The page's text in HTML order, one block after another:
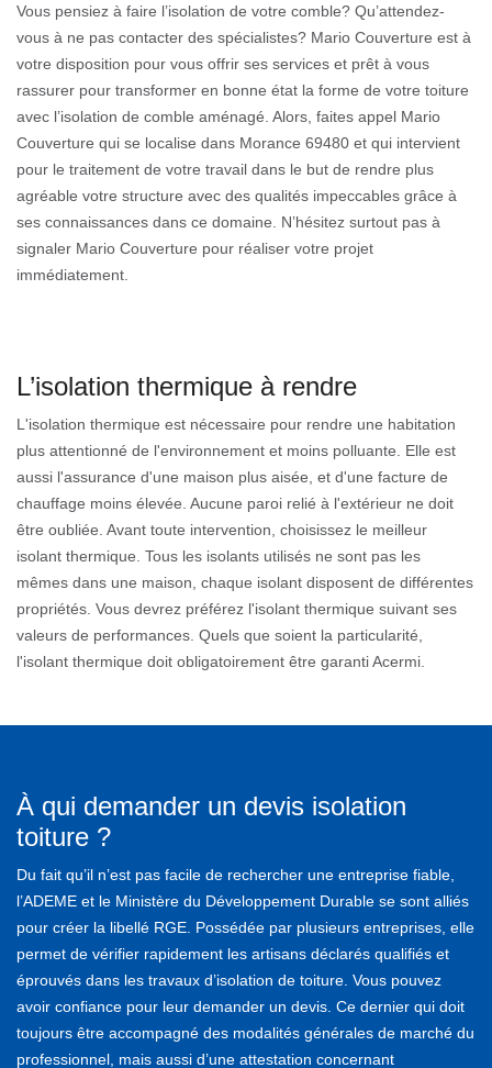
Vous pensiez à faire l’isolation de votre comble? Qu’attendez-
vous à ne pas contacter des spécialistes? Mario Couverture est à
votre disposition pour vous offrir ses services et prêt à vous
rassurer pour transformer en bonne état la forme de votre toiture
avec l’isolation de comble aménagé. Alors, faites appel Mario
Couverture qui se localise dans Morance 69480 et qui intervient
pour le traitement de votre travail dans le but de rendre plus
agréable votre structure avec des qualités impeccables grâce à
ses connaissances dans ce domaine. N’hésitez surtout pas à
signaler Mario Couverture pour réaliser votre projet
immédiatement.
L’isolation thermique à rendre
L'isolation thermique est nécessaire pour rendre une habitation
plus attentionné de l'environnement et moins polluante. Elle est
aussi l'assurance d'une maison plus aisée, et d'une facture de
chauffage moins élevée. Aucune paroi relié à l'extérieur ne doit
être oubliée. Avant toute intervention, choisissez le meilleur
isolant thermique. Tous les isolants utilisés ne sont pas les
mêmes dans une maison, chaque isolant disposent de différentes
propriétés. Vous devrez préférez l'isolant thermique suivant ses
valeurs de performances. Quels que soient la particularité,
l'isolant thermique doit obligatoirement être garanti Acermi.
À qui demander un devis isolation
toiture ?
Du fait qu’il n’est pas facile de rechercher une entreprise fiable,
l’ADEME et le Ministère du Développement Durable se sont alliés
pour créer la libellé RGE. Possédée par plusieurs entreprises, elle
permet de vérifier rapidement les artisans déclarés qualifiés et
éprouvés dans les travaux d’isolation de toiture. Vous pouvez
avoir confiance pour leur demander un devis. Ce dernier qui doit
toujours être accompagné des modalités générales de marché du
professionnel, mais aussi d’une attestation concernant